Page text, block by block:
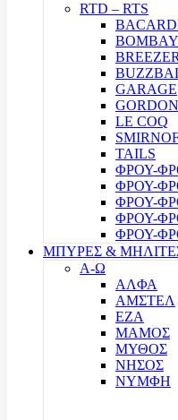
RTD – RTS
BREEZER
GARAGE
LE COQ
TAILS
ΦΡΟΥ-
ΦΡΟΥ-
ΦΡΟΥ-
ΦΡΟΥ-
ΦΡΟΥ-
ΜΠΥΡΕΣ &
Α-Ω
ΑΛΦΑ
ΑΜΣΤΕΛ
ΕΖΑ
ΜΑΜΟΣ
ΜΥΘΟΣ
ΝΗΣΟΣ
ΝΥΜΦΗ